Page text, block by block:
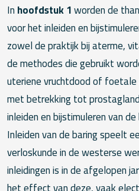
Inhoofdstuk 1worden de
voor het inleiden en
zowel de praktijk bij aterme,
de methodes die gebruikt
uteriene vruchtdood of
met betrekking tot
inleiden en bijstimuleren van
Inleiden van de baring speelt
verloskunde in de westerse
inleidingen is in de afgelopen